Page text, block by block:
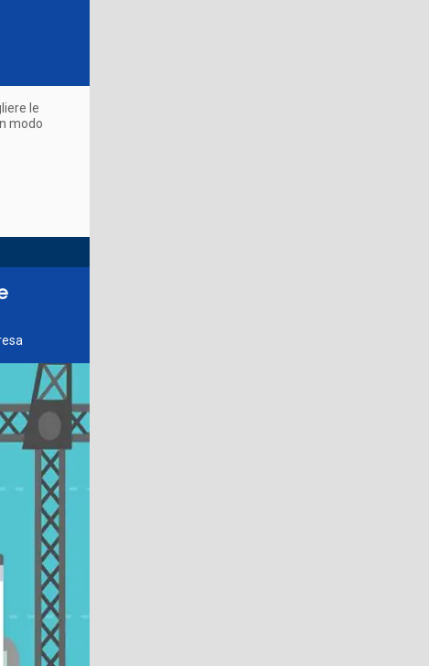
le
modo